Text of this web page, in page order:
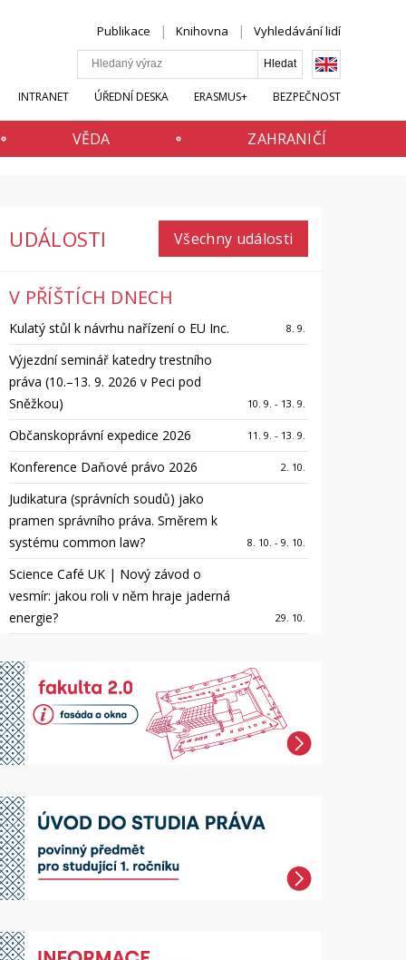
Publikace Knihovna Vyhledávání lidí
INTRANET ÚŘEDNÍ DESKA ERASMUS+ BEZPEČNOST
VĚDA ZAHRANIČÍ
UDÁLOSTI Všechny události
V PŘÍŠTÍCH DNECH
Kulatý stůl k návrhu nařízení o EU Inc. 8. 9.
Výjezdní seminář katedry trestního
práva (10.–13. 9. 2026 v Peci pod
Sněžkou)
10. 9. - 13. 9.
Občanskoprávní expedice 2026 11. 9. - 13. 9.
Konference Daňové právo 2026 2. 10.
Judikatura (správních soudů) jako
pramen správního práva. Směrem k
systému common law?
8. 10. - 9. 10.
Science Café UK | Nový závod o
vesmír: jakou roli v něm hraje jaderná
energie?
29. 10.